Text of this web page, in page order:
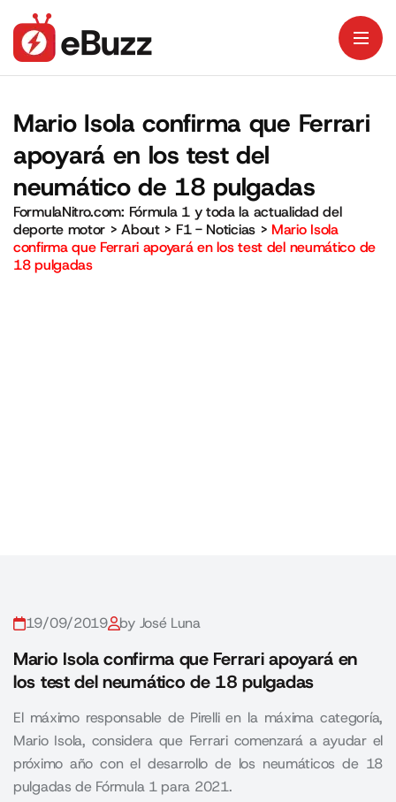
Mario Isola confirma que Ferrari
apoyará en los test del
neumático de 18 pulgadas
FormulaNitro.com: Fórmula 1 y toda la actualidad del
deporte motor >About> F1 - Noticias> Mario Isola
confirma que Ferrari apoyará en los test del neumático de
18 pulgadas
19/09/2019 by José Luna
Mario Isola confirma que Ferrari apoyará en
los test del neumático de 18 pulgadas
El máximo responsable de Pirelli en la máxima categoría,
Mario Isola, considera que Ferrari comenzará a ayudar el
próximo año con el desarrollo de los neumáticos de 18
pulgadas de Fórmula 1 para 2021.